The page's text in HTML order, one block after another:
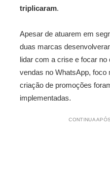
triplicaram.
Apesar de atuarem em
duas marcas
lidar com a crise e focar
vendas no WhatsApp, foco
criação de promoções
implementadas.
CONTINUA